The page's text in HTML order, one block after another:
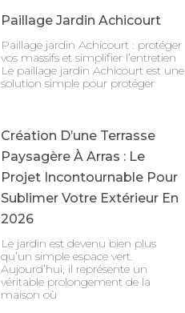
Paillage Jardin Achicourt
Paillage jardin Achicourt : protéger
vos massifs et simplifier l’entretien
Le paillage jardin Achicourt est une
solution simple pour protéger
Création D’une Terrasse
Paysagère À Arras : Le
Projet Incontournable Pour
Sublimer Votre Extérieur En
2026
Le jardin est devenu bien plus
qu’un simple espace vert.
Aujourd’hui, il représente un
véritable prolongement de la
maison où